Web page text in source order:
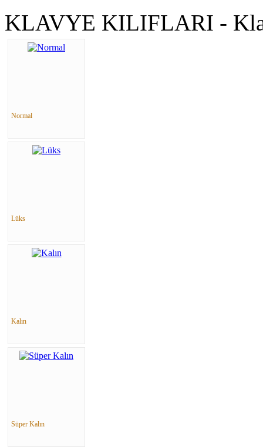
KLAVYE KILIFLARI -
Normal
Lüks
Kalın
Süper Kalın